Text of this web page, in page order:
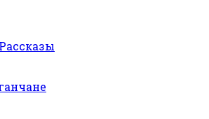
Рассказы